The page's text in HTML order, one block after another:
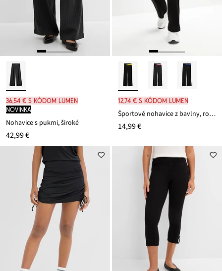
36,54 € s kódom LUMEN
novinka
Nohavice s pukmi, široké
42,99 €
12,74 € s kódom LUMEN
Športové nohavice z bavlny, rozšírené
14,99 €